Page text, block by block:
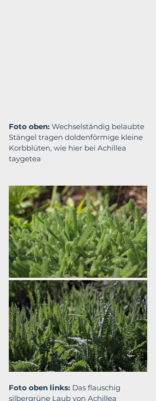
Foto oben: Wechselständig belaubte
Stängel tragen doldenförmige kleine
Korbblüten, wie hier bei Achillea
taygetea
Foto oben links: Das flauschig
silbergrüne Laub von Achillea